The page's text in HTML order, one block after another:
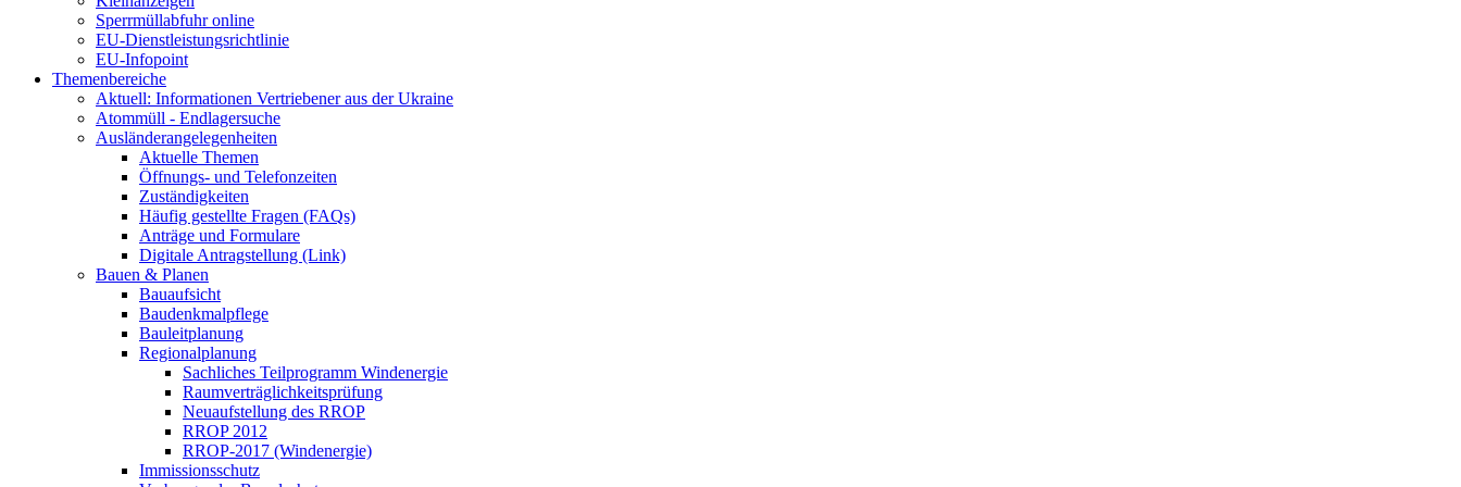
Sperrmüllabfuhr online
EU-Dienstleistungsrichtlinie
EU-Infopoint
Themenbereiche
Aktuell: Informationen Vertriebener aus der Ukraine
Atommüll - Endlagersuche
Ausländerangelegenheiten
Aktuelle Themen
Öffnungs- und Telefonzeiten
Zuständigkeiten
Häufig gestellte Fragen (FAQs)
Anträge und Formulare
Digitale Antragstellung (Link)
Bauen & Planen
Bauaufsicht
Baudenkmalpflege
Bauleitplanung
Regionalplanung
Sachliches Teilprogramm Windenergie
Raumverträglichkeitsprüfung
Neuaufstellung des RROP
RROP 2012
RROP-2017 (Windenergie)
Immissionsschutz